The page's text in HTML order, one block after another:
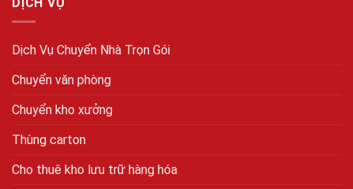
Dịch Vụ Chuyển Nhà Trọn Gói
Chuyển văn phòng
Chuyển kho xưởng
Thùng carton
Cho thuê kho lưu trữ hàng hóa